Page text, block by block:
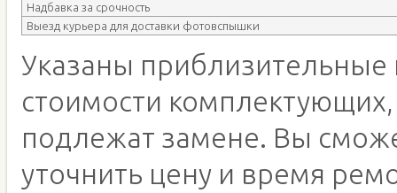
Надбавка за срочность
Выезд курьера для доставки фотовспышки
Указаны приблизительные
стоимости
подлежат замене. Вы
уточнить цену и время